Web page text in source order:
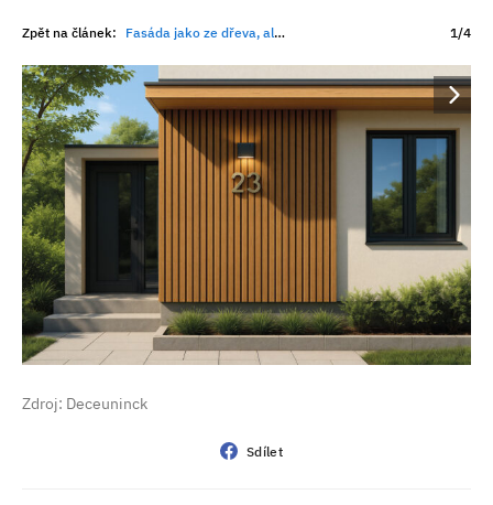
Zpět na článek: Fasáda jako ze dřeva, ale bez natírání. Moderní materiály mění pravidla hry 1/4
Zdroj: Deceuninck
Sdílet